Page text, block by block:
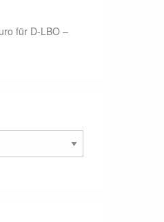
für D-LBO –